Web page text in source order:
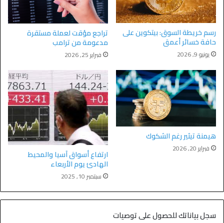
رسم خريطة السوق: بيتكوين على
حافة خسائر أعمق
يونيو 9, 2026
تراجع مؤقت لعملة مستقرة
مدعومة من ترامب
فبراير 25, 2026
هيمنة تيثير رغم الشكوك
فبراير 20, 2026 ارتفاع أسواق آسيا والمحيط
الهادئ يوم الأربعاء
سبتمبر 10, 2025
سجل بياناتك للحصول على توصيات